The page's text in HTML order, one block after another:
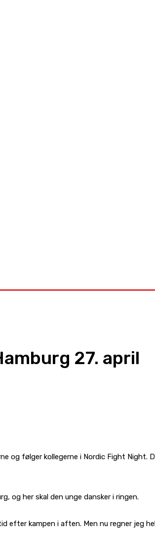
27. april
og følger kollegerne i Nordic Fight
og her skal den unge dansker i ringen.
kampen i aften. Men nu regner jeg